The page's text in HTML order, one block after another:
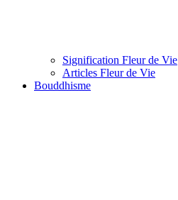
Signification Fleur de Vie
Articles Fleur de Vie
Bouddhisme